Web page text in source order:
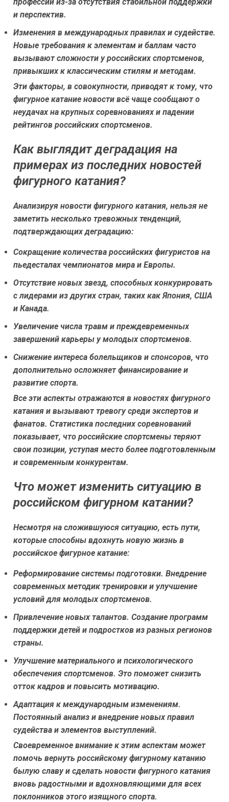
и перспектив.
Изменения в международных правилах и судействе.
Новые требования к элементам и баллам часто
вызывают сложности у российских спортсменов,
привыкших к классическим стилям и методам.
Эти факторы, в совокупности, приводят к тому, что
фигурное катание новости всё чаще сообщают о
неудачах на крупных соревнованиях и падении
рейтингов российских спортсменов.
Как выглядит деградация на
примерах из последних новостей
фигурного катания?
Анализируя новости фигурного катания, нельзя не
заметить несколько тревожных тенденций,
подтверждающих деградацию:
Сокращение количества российских фигуристов на
пьедесталах чемпионатов мира и Европы.
Отсутствие новых звезд, способных конкурировать
с лидерами из других стран, таких как Япония, США
и Канада.
Увеличение числа травм и преждевременных
завершений карьеры у молодых спортсменов.
Снижение интереса болельщиков и спонсоров, что
дополнительно осложняет финансирование и
развитие спорта.
Все эти аспекты отражаются в новостях фигурного
катания и вызывают тревогу среди экспертов и
фанатов. Статистика последних соревнований
показывает, что российские спортсмены теряют
свои позиции, уступая место более подготовленным
и современным конкурентам.
Что может изменить ситуацию в
российском фигурном катании?
Несмотря на сложившуюся ситуацию, есть пути,
которые способны вдохнуть новую жизнь в
российское фигурное катание:
Реформирование системы подготовки. Внедрение
современных методик тренировки и улучшение
условий для молодых спортсменов.
Привлечение новых талантов. Создание программ
поддержки детей и подростков из разных регионов
страны.
Улучшение материального и психологического
обеспечения спортсменов. Это поможет снизить
отток кадров и повысить мотивацию.
Адаптация к международным изменениям.
Постоянный анализ и внедрение новых правил
судейства и элементов выступлений.
Своевременное внимание к этим аспектам может
помочь вернуть российскому фигурному катанию
былую славу и сделать новости фигурного катания
вновь радостными и вдохновляющими для всех
поклонников этого изящного спорта.